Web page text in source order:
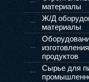
материалы
Ж/Д
материалы
продуктов
Сырье для